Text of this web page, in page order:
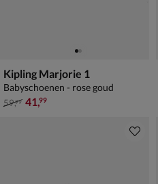
Kipling Marjorie 1
Babyschoenen - rose goud
van € 59,99 voor € 41,99
59,99 41,99